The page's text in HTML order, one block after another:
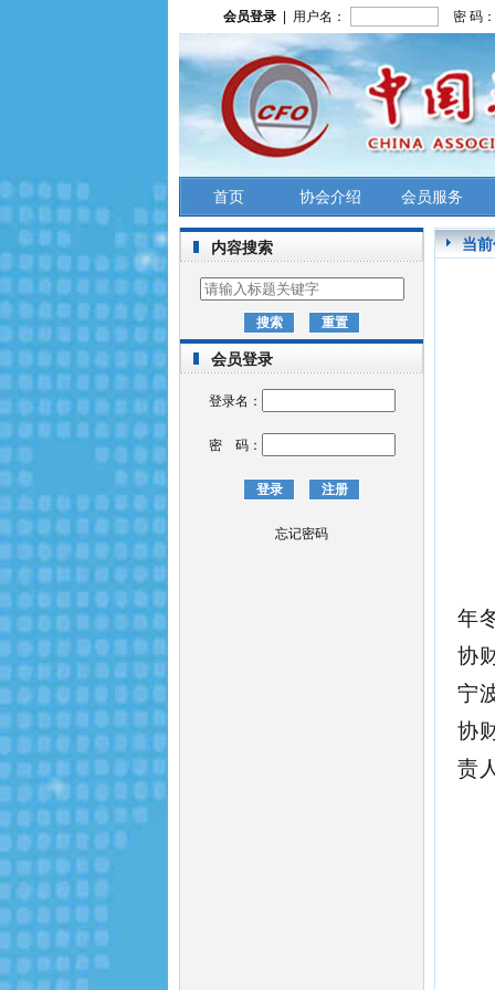
会员登录 | 用户名： 密 码
首页 协会介绍 会员服务
内容搜索
会员登录
登录名：
密 码：
忘记密码
当
年
协
宁
协
责